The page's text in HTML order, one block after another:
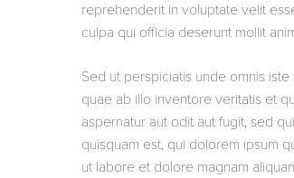
reprehenderit in voluptate velit
culpa qui officia deserunt mollit
Sed ut perspiciatis unde omnis
quae ab illo inventore veritatis et
aspernatur aut odit aut fugit, sed
quisquam est, qui dolorem ipsum
ut labore et dolore magnam